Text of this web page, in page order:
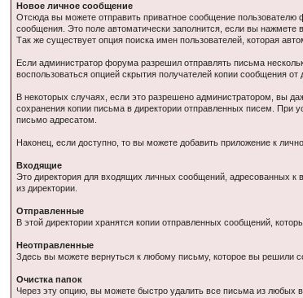
Новое личное сообщение
Отсюда вы можете отправить приватное сообщение пользователю
сообщения. Это поле автоматически заполнится, если вы нажмете
Так же существует опция поиска имен пользователей, которая
Если администратор форума разрешил отправлять письма
воспользоваться опцией скрытия получателей копии сообщения от
В некоторых случаях, если это разрешено администратором, вы
сохранения копии письма в директории отправленных писем. При
письмо адресатом.
Наконец, если доступно, то вы можете добавить приложение к
Входящие
Это директория для входящих личных сообщений, адресованных
из директории.
Отправленные
В этой директории хранятся копии отправленных сообщений,
Неотправленные
Здесь вы можете вернуться к любому письму, которое вы решили
Очистка папок
Через эту опцию, вы можете быстро удалить все письма из любых